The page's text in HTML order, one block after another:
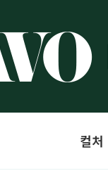
컬처